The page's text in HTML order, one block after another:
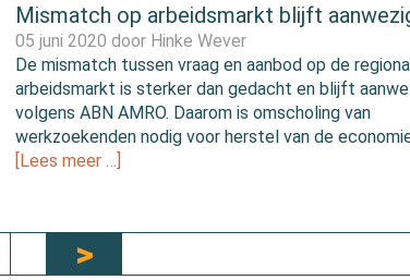
Mismatch op arbeidsmarkt blijft
05 juni 2020 door Hinke Wever
De mismatch tussen vraag en aanbod op de
arbeidsmarkt is sterker dan gedacht en blijft
volgens ABN AMRO. Daarom is omscholing van
werkzoekenden nodig voor herstel van de
[Lees meer …]